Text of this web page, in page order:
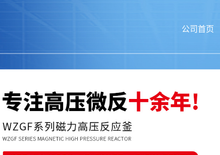
公司首页